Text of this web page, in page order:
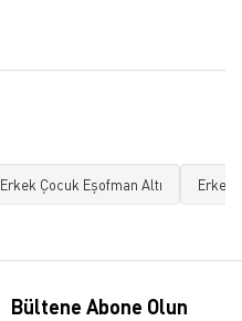
Erkek Çocuk Eşofman Altı Erkek
Bültene Abone Olun